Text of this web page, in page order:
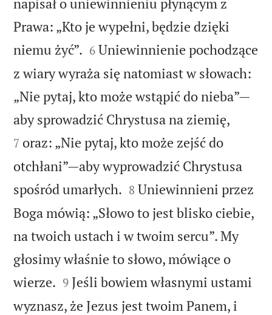
Prawa: „Kto je wypełni, będzie dzięki
niemu żyć”. 

6 Uniewinnienie pochodzące
z wiary wyraża się natomiast w słowach:
„Nie pytaj, kto może wstąpić do nieba”—
aby sprowadzić Chrystusa na ziemię,
7 oraz: „Nie pytaj, kto może zejść do
otchłani”—aby wyprowadzić Chrystusa
spośród umarłych. 

8 Uniewinnieni przez
Boga mówią: „Słowo to jest blisko ciebie,
na twoich ustach i w twoim sercu”. My
głosimy właśnie to słowo, mówiące o
wierze. 

9 Jeśli bowiem własnymi ustami
wyznasz, że Jezus jest twoim Panem, i